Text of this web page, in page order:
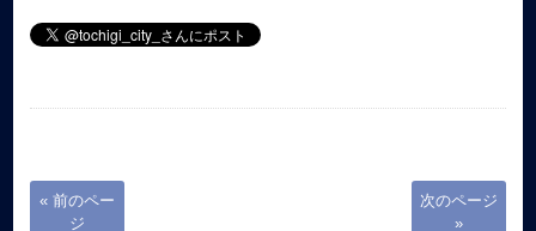
« 前のペー
ジ
次のページ
»